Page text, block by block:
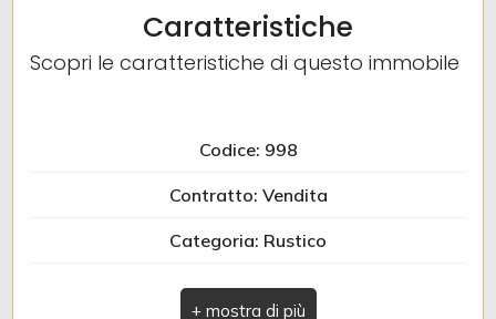
Caratteristiche
Scopri le caratteristiche di questo immobile
Codice: 998
Contratto: Vendita
Categoria: Rustico
Indirizzo: Via la posta 12